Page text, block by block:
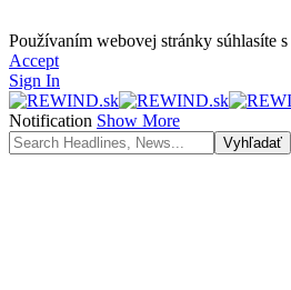
Používaním webovej stránky súhlasíte s
Accept
Sign In
Notification Show More